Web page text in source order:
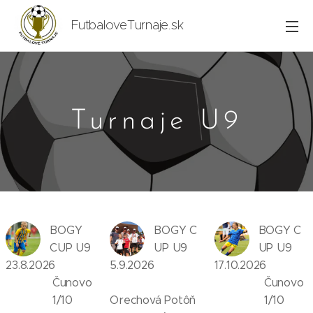
FutbaloveTurnaje.sk
Turnaje U9
BOGY
CUP U9
23.8.2026
Čunovo
1/10
BOGY C
UP U9
5.9.2026
Orechová Potôň
BOGY C
UP U9
17.10.2026
Čunovo
1/10